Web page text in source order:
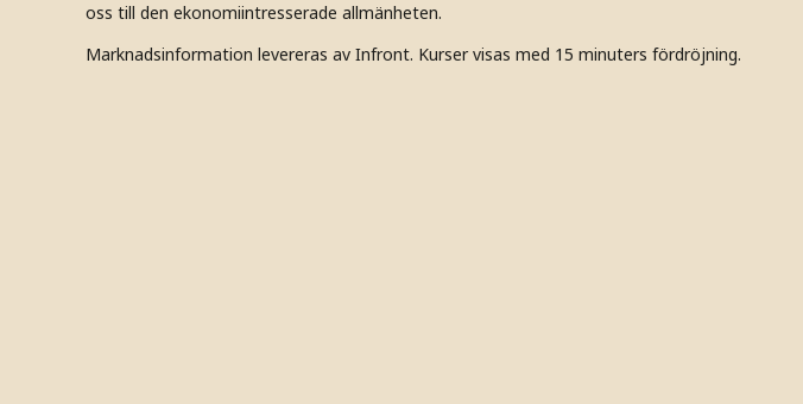
oss till den ekonomiintresserade allmänheten.
Marknadsinformation levereras av Infront. Kurser visas med 15 minuters fördröjning.